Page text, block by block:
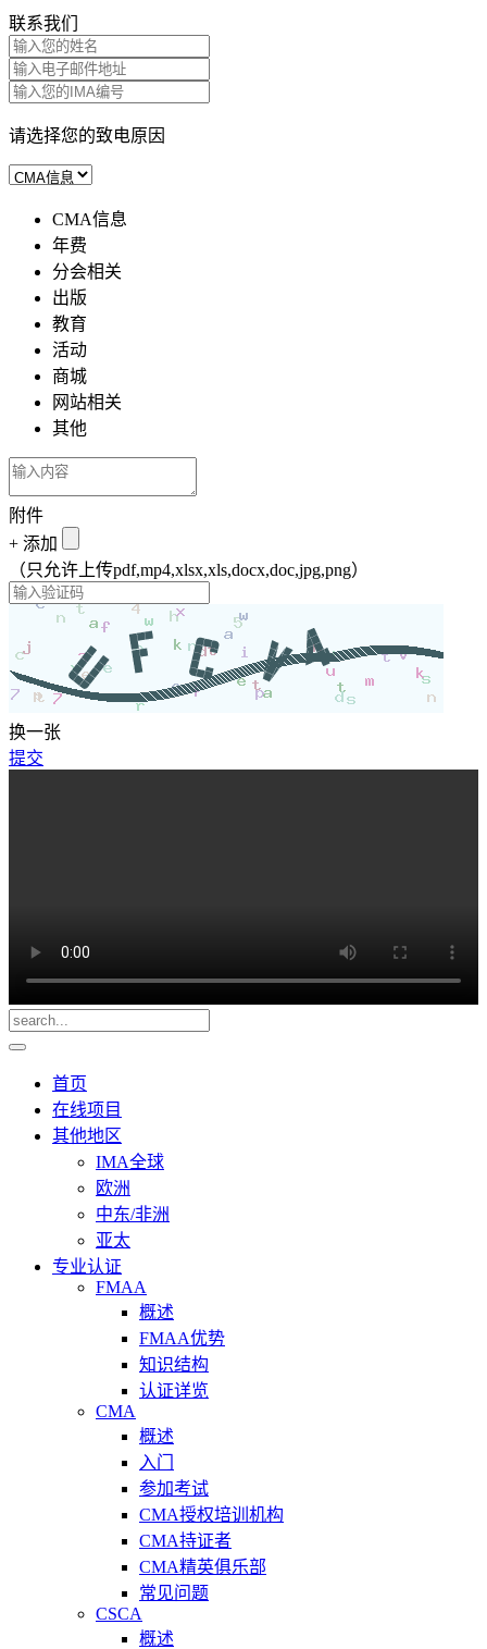
联系我们
请选择您的致电原因
CMA信息
年费
分会相关
出版
教育
活动
商城
网站相关
其他
附件
+ 添加
（只允许上传pdf,mp4,xlsx,xls,docx,doc,jpg,png）
换一张
提交
首页
在线项目
其他地区
IMA全球
欧洲
中东/非洲
亚太
专业认证
FMAA
概述
FMAA优势
知识结构
认证详览
CMA
概述
入门
参加考试
CMA授权培训机构
CMA持证者
CMA精英俱乐部
常见问题
CSCA
概述